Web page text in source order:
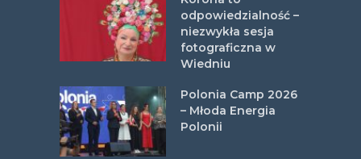
odpowiedzialność –
niezwykła sesja
fotograficzna w
Wiedniu
Polonia Camp 2026
– Młoda Energia
Polonii